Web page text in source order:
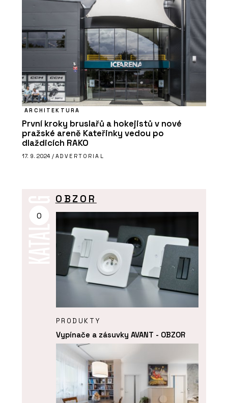
ARCHITEKTURA
První kroky bruslařů a hokejistů v nové
pražské areně Kateřinky vedou po
dlaždicích RAKO
17. 9. 2024 / ADVERTORIAL
O
OBZOR
PRODUKTY
Vypínače a zásuvky AVANT - OBZOR